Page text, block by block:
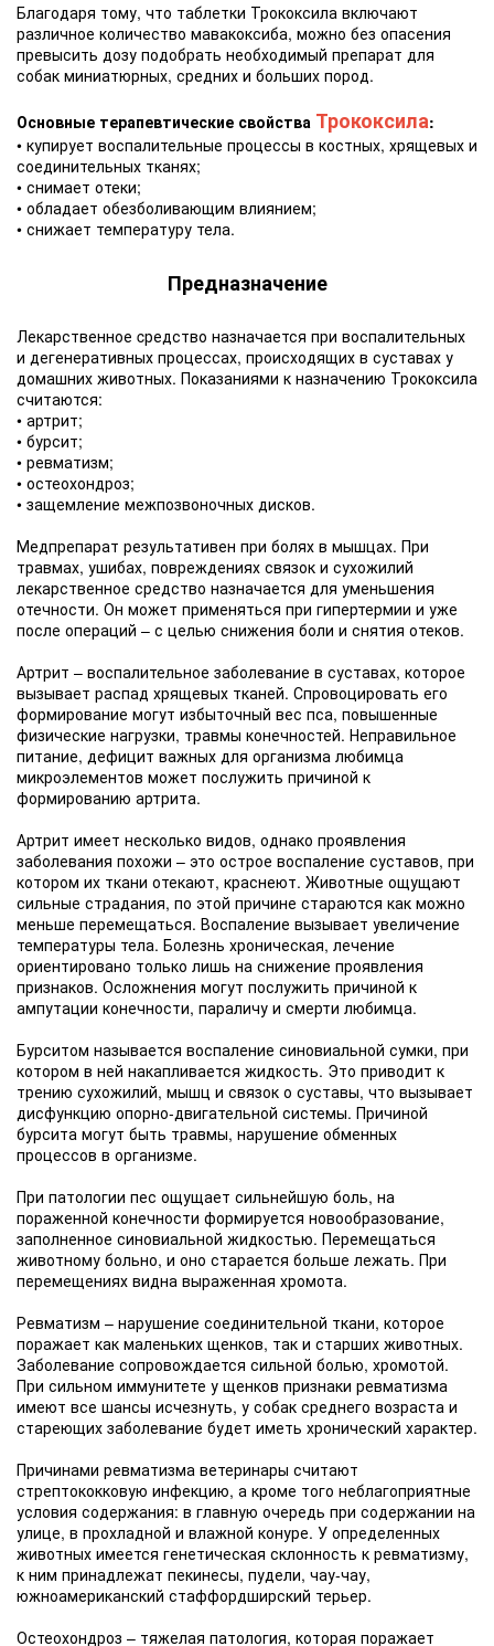
Благодаря тому, что таблетки Трококсила включают
различное количество мавакоксиба, можно без опасения
превысить дозу подобрать необходимый препарат для
собак миниатюрных, средних и больших пород.
Основные терапевтические свойства Трококсила:
• купирует воспалительные процессы в костных, хрящевых и
соединительных тканях;
• снимает отеки;
• обладает обезболивающим влиянием;
• снижает температуру тела.
Предназначение
Лекарственное cредство назначается при воспалительных
и дегенеративных процессах, происходящих в суставах у
домашних животных. Показаниями к назначению Трококсила
считаются:
• артрит;
• бурсит;
• ревматизм;
• остеохондроз;
• защемление межпозвоночных дисков.
Медпрепарат результативен при болях в мышцах. При
травмах, ушибах, повреждениях связок и сухожилий
лекарственное средство назначается для уменьшения
отечности. Он может применяться при гипертермии и уже
после операций – с целью снижения боли и снятия отеков.
Артрит – воспалительное заболевание в суставах, которое
вызывает распад хрящевых тканей. Спровоцировать его
формирование могут избыточный вес пса, повышенные
физические нагрузки, травмы конечностей. Неправильное
питание, дефицит важных для организма любимца
микроэлементов может послужить причиной к
формированию артрита.
Артрит имеет несколько видов, однако проявления
заболевания похожи – это острое воспаление суставов, при
котором их ткани отекают, краснеют. Животные ощущают
сильные страдания, по этой причине стараются как можно
меньше перемещаться. Воспаление вызывает увеличение
температуры тела. Болезнь хроническая, лечение
ориентировано только лишь на снижение проявления
признаков. Осложнения могут послужить причиной к
ампутации конечности, параличу и смерти любимца.
Бурситом называется воспаление синовиальной сумки, при
котором в ней накапливается жидкость. Это приводит к
трению сухожилий, мышц и связок о суставы, что вызывает
дисфункцию опорно-двигательной системы. Причиной
бурсита могут быть травмы, нарушение обменных
процессов в организме.
При патологии пес ощущает сильнейшую боль, на
пораженной конечности формируется новообразование,
заполненное синовиальной жидкостью. Перемещаться
животному больно, и оно старается больше лежать. При
перемещениях видна выраженная хромота.
Ревматизм – нарушение соединительной ткани, которое
поражает как маленьких щенков, так и старших животных.
Заболевание сопровождается сильной болью, хромотой.
При сильном иммунитете у щенков признаки ревматизма
имеют все шансы исчезнуть, у собак среднего возраста и
стареющих заболевание будет иметь хронический характер.
Причинами ревматизма ветеринары считают
стрептококковую инфекцию, а кроме того неблагоприятные
условия содержания: в главную очередь при содержании на
улице, в прохладной и влажной конуре. У определенных
животных имеется генетическая склонность к ревматизму,
к ним принадлежат пекинесы, пудели, чау-чау,
южноамериканский стаффордширский терьер.
Остеохондроз – тяжелая патология, которая поражает